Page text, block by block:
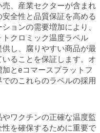
、産業セクターが含まれ
全性と品質保証を高める
ョンの需要増加により、
クロミック温度ラベル
し、腐りやすい商品が最
ることを保証します。オ
とeコマースプラットフ
のこれらのラベルの採用
ワクチンの正確な温度監
を確保するために重要で